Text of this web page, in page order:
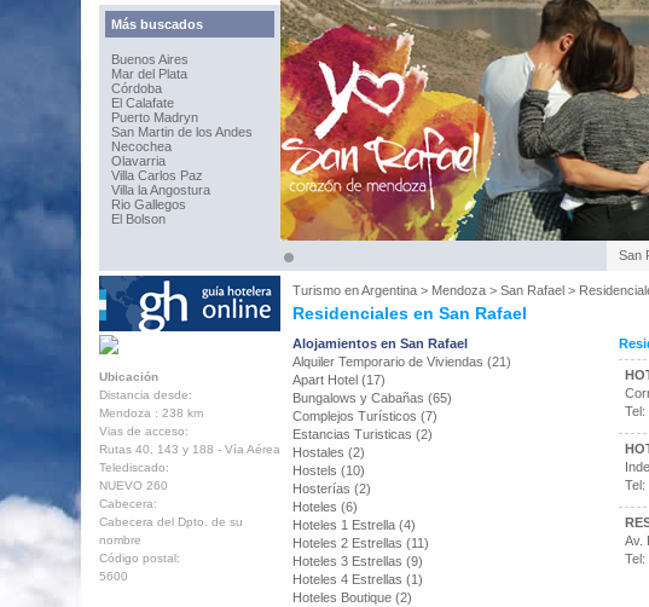
Más buscados
Buenos Aires
Mar del Plata
Córdoba
El Calafate
Puerto Madryn
San Martin de los Andes
Necochea
Olavarria
Villa Carlos Paz
Villa la Angostura
Rio Gallegos
El Bolson
San
Turismo enArgentina > Mendoza > San Rafael >
Residenciales en San Rafael
Ubicación
Distancia desde:
Mendoza : 238 km
Vias de acceso:
Rutas 40, 143 y 188 - Vía Aérea
Telediscado:
NUEVO 260
Cabecera:
Cabecera del Dpto. de su
nombre
Código postal:
5600
Alojamientos en San Rafael
Alquiler Temporario de Viviendas (21)
Apart Hotel (17)
Bungalows y Cabañas (65)
Complejos Turísticos (7)
Estancias Turisticas (2)
Hostales (2)
Hostels (10)
Hosterías (2)
Hoteles (6)
Hoteles 1 Estrella (4)
Hoteles 2 Estrellas (11)
Hoteles 3 Estrellas (9)
Hoteles 4 Estrellas (1)
Hoteles Boutique (2)
Tel:
Tel:
Av.
Tel: